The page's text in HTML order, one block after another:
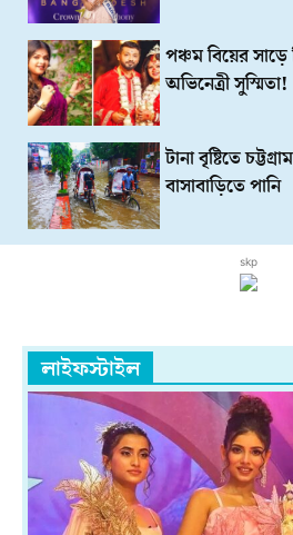
পঞ্চম বিয়ের
অভিনেত্রী সুস্মিতা!
টানা বৃষ্টিতে
বাসাবাড়িতে পানি
skp
লাইফস্টাইল